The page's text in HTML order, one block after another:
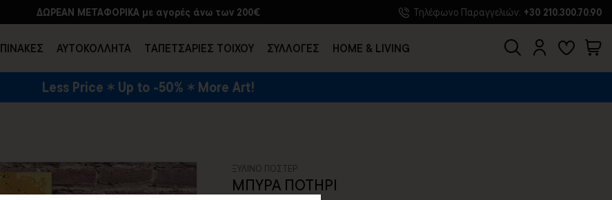
ΔΩΡΕΑΝ ΜΕΤΑΦΟΡΙΚΑ με αγορές άνω των 200€ Τηλέφωνο Παραγγελιών: +30 210.300.70.90
ΠΙΝΑΚΕΣ ΑΥΤΟΚΟΛΛΗΤΑ TΑΠΕΤΣΑΡΙΕΣ ΤΟΙΧΟΥ ΣΥΛΛΟΓΕΣ HOME & LIVING
ΕΝΔΥΣΗ & ΑΞΕΣΟΥΑΡ
Less Price Up to -50% More Art!
ΞΥΛΙΝΟ ΠΟΣΤΕΡ
ΜΠΥΡΑ ΠΟΤΗΡΙ